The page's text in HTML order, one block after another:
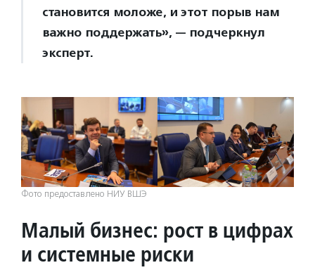
становится моложе, и этот порыв нам
важно поддержать», — подчеркнул
эксперт.
Фото предоставлено НИУ ВШЭ
Малый бизнес: рост в цифрах
и системные риски